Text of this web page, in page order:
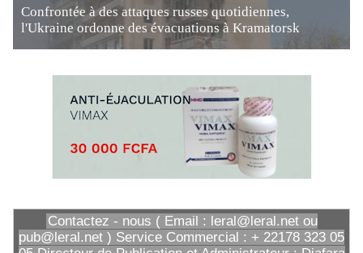
Confrontée à des attaques russes quotidiennes,
l'Ukraine ordonne des évacuations à Kramatorsk
Contactez - nous ( Email : leral@leral.net ou
pub@leral.net ) Service Commercial : + 22178 323 05